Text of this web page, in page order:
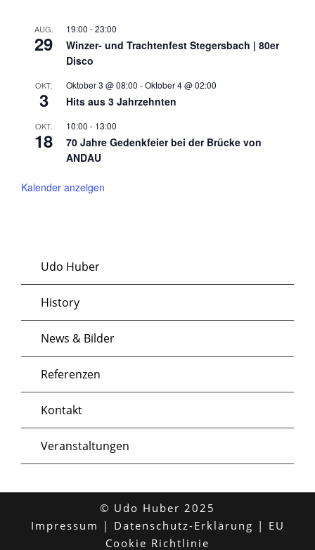
AUG.
29
19:00 -23:00
Winzer- und Trachtenfest Stegersbach | 80er
Disco
OKT.
3
Oktober 3 @ 08:00 -Oktober 4 @ 02:00
Hits aus 3 Jahrzehnten
OKT.
18
10:00 - 13:00
70 Jahre Gedenkfeier bei der Brücke von
ANDAU
Kalender anzeigen
Udo Huber
History
News & Bilder
Referenzen
Kontakt
Veranstaltungen
© Udo Huber 2025
Impressum | Datenschutz-Erklärung | EU
Cookie Richtlinie